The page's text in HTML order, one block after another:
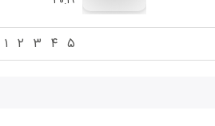
۱ ۲ ۳ ۴ ۵